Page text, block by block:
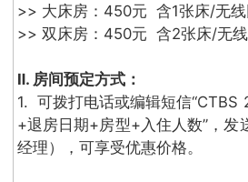
>> 大床房：450元 含1张床/无
>> 双床房：450元 含2张床/无
Ⅱ. 房间预定方式：
1. 可拨打电话或编辑短信“CTBS
+退房日期+房型+入住人数”，发
经理），可享受优惠价格。